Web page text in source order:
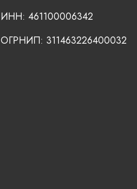
ИНН: 461100006342
ОГРНИП: 311463226400032